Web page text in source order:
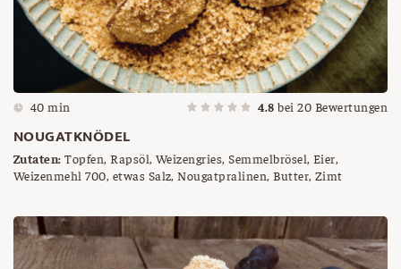
40 min 4.8 bei20 Bewertungen
NOUGATKNÖDEL
Zutaten: Topfen, Rapsöl, Weizengries, Semmelbrösel, Eier,
Weizenmehl 700, etwas Salz, Nougatpralinen, Butter, Zimt